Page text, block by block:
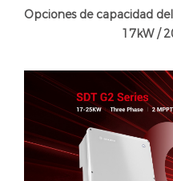
Opciones de capacidad
17kW /